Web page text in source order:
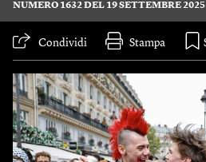
NUMERO 1632 DEL 19 SETTEMBRE 2025
Condividi Stampa